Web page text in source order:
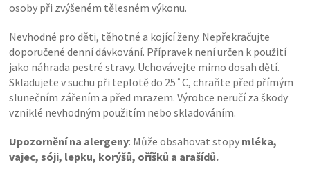
osoby při zvýšeném tělesném výkonu.
Nevhodné pro děti, těhotné a kojící ženy. Nepřekračujte
doporučené denní dávkování. Přípravek není určen k použití
jako náhrada pestré stravy. Uchovávejte mimo dosah dětí.
Skladujete v suchu při teplotě do 25˚C, chraňte před přímým
slunečním zářením a před mrazem. Výrobce neručí za škody
vzniklé nevhodným použitím nebo skladováním.
Upozornění na alergeny: Může obsahovat stopy mléka,
vajec, sóji, lepku, korýšů, oříšků a arašídů.